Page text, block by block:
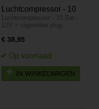
Luchtcompressor - 10
Bar - 12V sigaretten
plug
Luchtcompressor - 10 Bar -
12V + sigaretten plug…
€ 38,95
IN WINKELWAGEN